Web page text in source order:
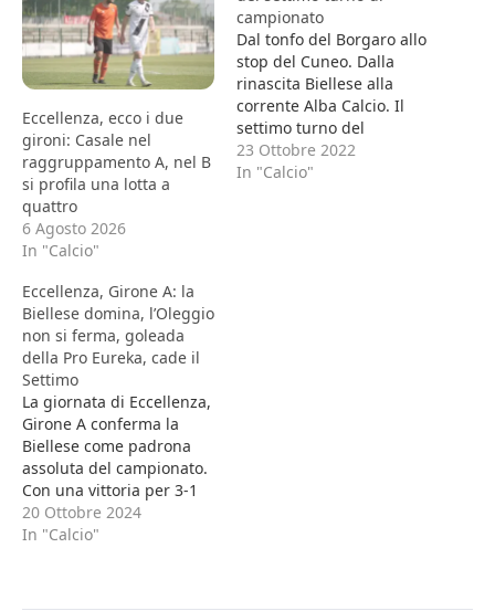
Eccellenza, ecco i due
gironi: Casale nel
raggruppamento A, nel B
si profila una lotta a
quattro
6 Agosto 2026
In "Calcio"
campionato
Dal tonfo del Borgaro allo
stop del Cuneo. Dalla
rinascita Biellese alla
corrente Alba Calcio. Il
settimo turno del
campionato di Eccellenza
porta con sé tanti temi
23 Ottobre 2022
In "Calcio"
Eccellenza, Girone A: la
Biellese domina, l’Oleggio
non si ferma, goleada
della Pro Eureka, cade il
Settimo
La giornata di Eccellenza,
Girone A conferma la
Biellese come padrona
assoluta del campionato.
Con una vittoria per 3-1
sul campo del Bulè
Bellinzago, i bianconeri
20 Ottobre 2024
In "Calcio"